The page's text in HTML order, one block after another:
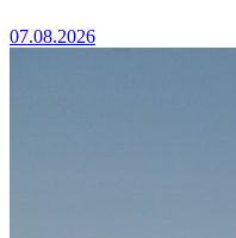
07.08.2026